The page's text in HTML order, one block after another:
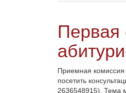
Первая
Приемная комиссия
посетить
2636548915). Тема